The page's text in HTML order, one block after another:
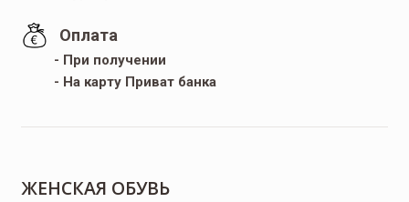
Оплата
- При получении
- На карту Приват банка
ЖЕНСКАЯ ОБУВЬ